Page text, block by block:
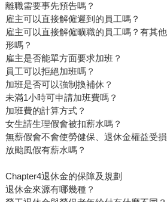
離職需要事先預告嗎？
雇主可以直接解僱遲到的員工嗎？
雇主可以直接解僱曠職的員工嗎？有其
形嗎？
雇主是否能單方面要求加班？
員工可以拒絕加班嗎？
加班是否可以強制換補休？
未滿1小時可申請加班費嗎？
加班費的計算方式？
女生請生理假會被扣薪水嗎？
無薪假會不會使勞健保、退休金權益受損
放颱風假有薪水嗎？
Chapter4退休金的保障及規劃
退休金來源有哪幾種？